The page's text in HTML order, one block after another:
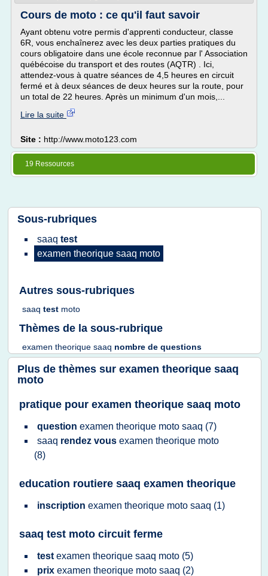
Cours de moto : ce qu'il faut savoir
Ayant obtenu votre permis d'apprenti conducteur, classe
6R, vous enchaînerez avec les deux parties pratiques du
cours obligatoire dans une école reconnue par l' Association
québécoise du transport et des routes (AQTR) . Ici,
attendez-vous à quatre séances de 4,5 heures en circuit
fermé et à deux séances de deux heures sur la route, pour
un total de 22 heures. Après un minimum d'un mois,...
Lire la suite
Site : http://www.moto123.com
19 Ressources
Sous-rubriques
saaq test
examen theorique saaq moto
Autres sous-rubriques
saaq test moto
Thèmes de la sous-rubrique
examen theorique saaq nombre de questions
Plus de thèmes sur examen theorique saaq
moto
pratique pour examen theorique saaq moto
question examen theorique moto saaq (7)
saaq rendez vous examen theorique moto
(8)
education routiere saaq examen theorique
inscription examen theorique moto saaq (1)
saaq test moto circuit ferme
test examen theorique saaq moto (5)
prix examen theorique moto saaq (2)